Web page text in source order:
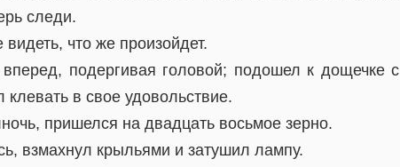
следи.
что же произойдет.
подергивая головой; подошел к дощечке с
в свое удовольствие.
пришелся на двадцать восьмое зерно.
взмахнул крыльями и затушил лампу.